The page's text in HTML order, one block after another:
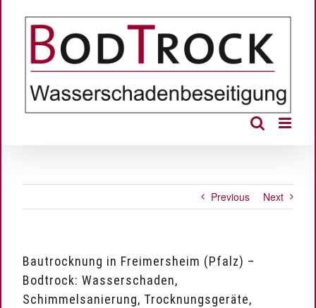
Previous Next
Bautrocknung in Freimersheim (Pfalz) –
Bodtrock: Wasserschaden,
Schimmelsanierung, Trocknungsgeräte,